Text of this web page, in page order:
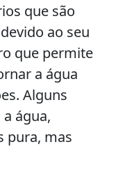
que são
ao seu
que permite
a água
Alguns
água,
pura, mas